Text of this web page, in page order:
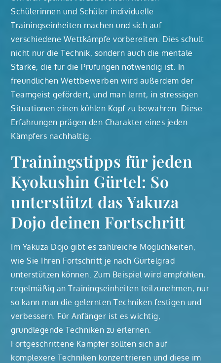
Schülerinnen und Schüler individuelle
Trainingseinheiten machen und sich auf
verschiedene Wettkämpfe vorbereiten. Dies schult
nicht nur die Technik, sondern auch die mentale
Stärke, die für die Prüfungen notwendig ist. In
freundlichen Wettbewerben wird außerdem der
Teamgeist gefördert, und man lernt, in stressigen
Situationen einen kühlen Kopf zu bewahren. Diese
Erfahrungen prägen den Charakter eines jeden
Kämpfers nachhaltig.
Trainingstipps für jeden
Kyokushin Gürtel: So
unterstützt das Yakuza
Dojo deinen Fortschritt
Im Yakuza Dojo gibt es zahlreiche Möglichkeiten,
wie Sie Ihren Fortschritt je nach Gürtelgrad
unterstützen können. Zum Beispiel wird empfohlen,
regelmäßig an Trainingseinheiten teilzunehmen, nur
so kann man die gelernten Techniken festigen und
verbessern. Für Anfänger ist es wichtig,
grundlegende Techniken zu erlernen.
Fortgeschrittene Kämpfer sollten sich auf
komplexere Techniken konzentrieren und diese im